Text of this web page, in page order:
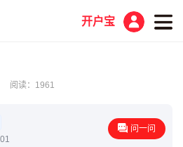
开户宝
阅读：1961
问一问